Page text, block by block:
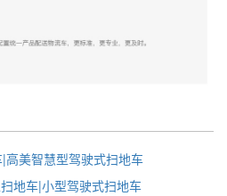
高美智慧型驾驶式扫地车
地车|小型驾驶式扫地车